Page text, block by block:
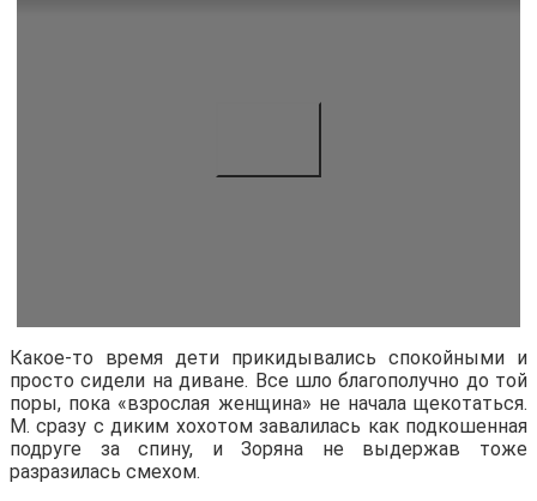
Какое-то время дети прикидывались спокойными и
просто сидели на диване. Все шло благополучно до той
поры, пока «взрослая женщина» не начала щекотаться.
М. сразу с диким хохотом завалилась как подкошенная
подруге за спину, и Зоряна не выдержав тоже
разразилась смехом.